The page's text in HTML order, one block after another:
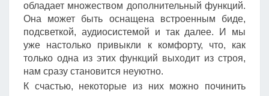
обладает множеством дополнительный функций.
Она может быть оснащена встроенным биде,
подсветкой, аудиосистемой и так далее. И мы
уже настолько привыкли к комфорту, что, как
только одна из этих функций выходит из строя,
нам сразу становится неуютно.
К счастью, некоторые из них можно починить